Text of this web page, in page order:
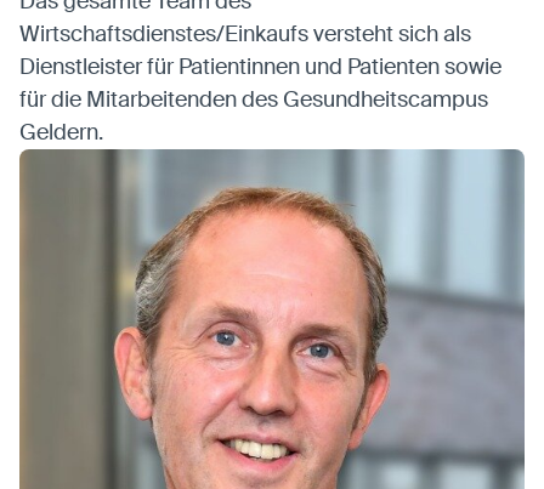
Wirtschaftsdienstes/Einkaufs versteht sich als
Dienstleister für Patientinnen und Patienten sowie
für die Mitarbeitenden des Gesundheitscampus
Geldern.